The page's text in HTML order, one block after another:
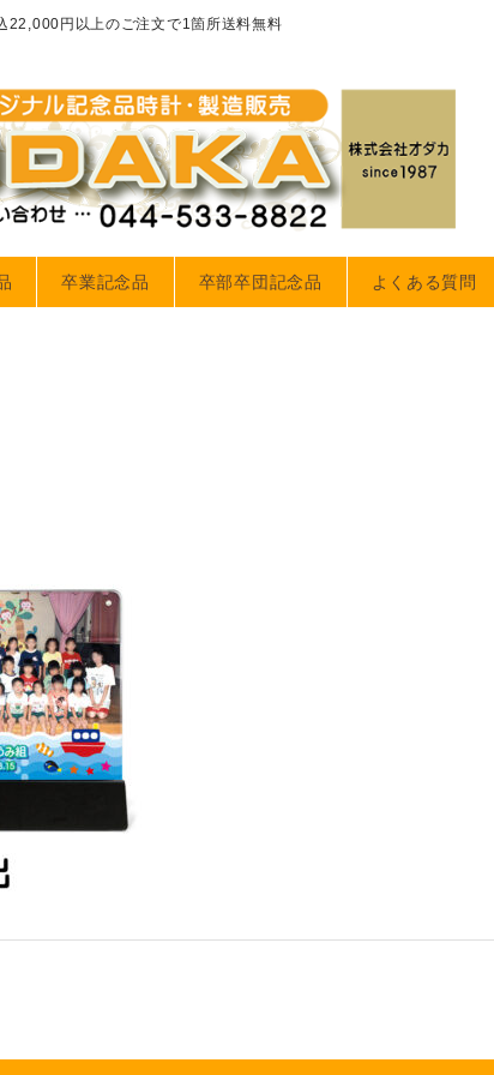
22,000円以上のご注文で1箇所送料無料
卒業記念品 卒部卒団記念品 よくある質問